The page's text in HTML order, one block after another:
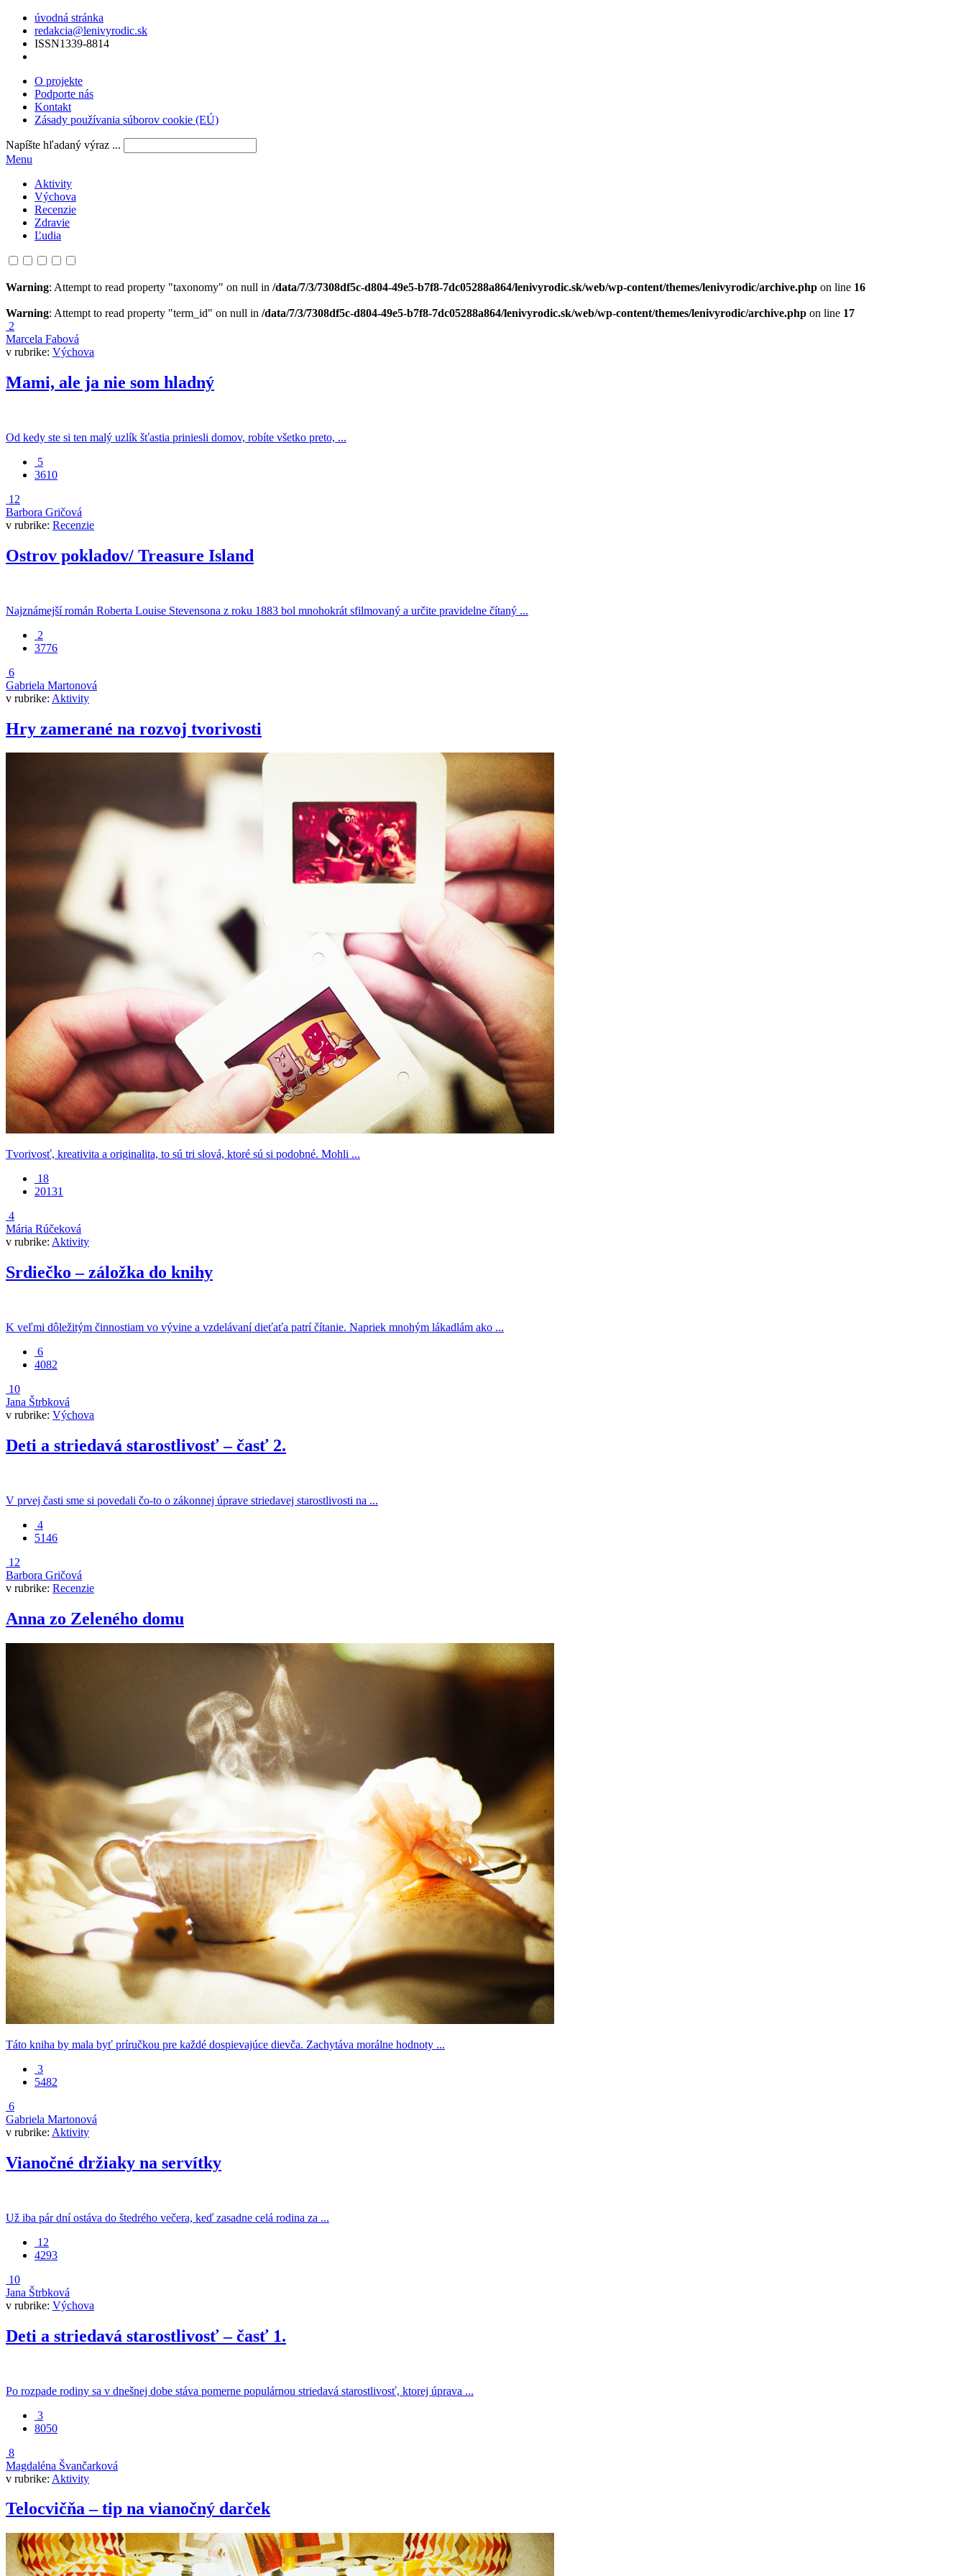
úvodná stránka
redakcia@lenivyrodic.sk
ISSN1339-8814
O projekte
Podporte nás
Kontakt
Zásady používania súborov cookie (EÚ)
Napíšte hľadaný výraz ...
Menu
Aktivity
Výchova
Recenzie
Zdravie
Ľudia
Warning: Attempt to read property "taxonomy" on null in /data/7/3/7308df5c-d804-49e5-b7f8-7dc05288a864/lenivyrodic.sk/web/wp-content/themes/lenivyrodic/archive.php on line 16
Warning: Attempt to read property "term_id" on null in /data/7/3/7308df5c-d804-49e5-b7f8-7dc05288a864/lenivyrodic.sk/web/wp-content/themes/lenivyrodic/archive.php on line 17
2
Marcela Fabová
v rubrike: Výchova
Mami, ale ja nie som hladný
Od kedy ste si ten malý uzlík šťastia priniesli domov, robíte všetko preto, ...
5
3610
12
Barbora Gričová
v rubrike: Recenzie
Ostrov pokladov/ Treasure Island
Najznámejší román Roberta Louise Stevensona z roku 1883 bol mnohokrát sfilmovaný a určite pravidelne čítaný ...
2
3776
6
Gabriela Martonová
v rubrike: Aktivity
Hry zamerané na rozvoj tvorivosti
Tvorivosť, kreativita a originalita, to sú tri slová, ktoré sú si podobné. Mohli ...
18
20131
4
Mária Rúčeková
v rubrike: Aktivity
Srdiečko – záložka do knihy
K veľmi dôležitým činnostiam vo vývine a vzdelávaní dieťaťa patrí čítanie. Napriek mnohým lákadlám ako ...
6
4082
10
Jana Štrbková
v rubrike: Výchova
Deti a striedavá starostlivosť – časť 2.
V prvej časti sme si povedali čo-to o zákonnej úprave striedavej starostlivosti na ...
4
5146
12
Barbora Gričová
v rubrike: Recenzie
Anna zo Zeleného domu
Táto kniha by mala byť príručkou pre každé dospievajúce dievča. Zachytáva morálne hodnoty ...
3
5482
6
Gabriela Martonová
v rubrike: Aktivity
Vianočné držiaky na servítky
Už iba pár dní ostáva do štedrého večera, keď zasadne celá rodina za ...
12
4293
10
Jana Štrbková
v rubrike: Výchova
Deti a striedavá starostlivosť – časť 1.
Po rozpade rodiny sa v dnešnej dobe stáva pomerne populárnou striedavá starostlivosť, ktorej úprava ...
3
8050
8
Magdaléna Švančarková
v rubrike: Aktivity
Telocvičňa – tip na vianočný darček